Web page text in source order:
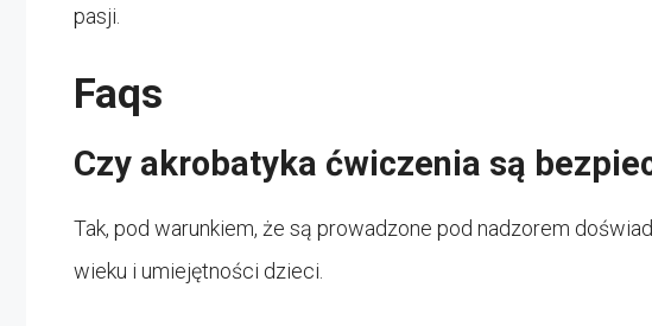
pasji.
Faqs
Czy akrobatyka ćwiczenia są
Tak, pod warunkiem, że są prowadzone pod nadzorem
wieku i umiejętności dzieci.